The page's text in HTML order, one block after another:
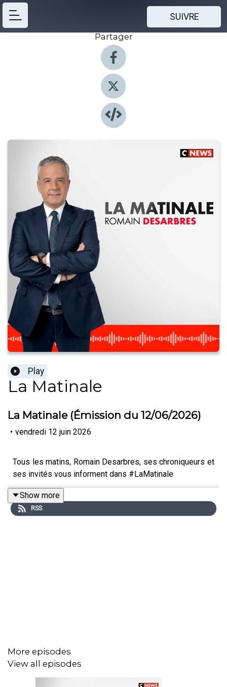
SUIVRE
Partager
Play
La Matinale
La Matinale (Émission du 12/06/2026)
• vendredi 12 juin 2026
Tous les matins, Romain Desarbres, ses chroniqueurs et
ses invités vous informent dans #LaMatinale
Show more
RSS
More episodes
View all episodes